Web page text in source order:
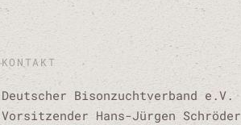
KONTAKT
Deutscher Bisonzuchtverband e.V.
Vorsitzender Hans-Jürgen Schröder